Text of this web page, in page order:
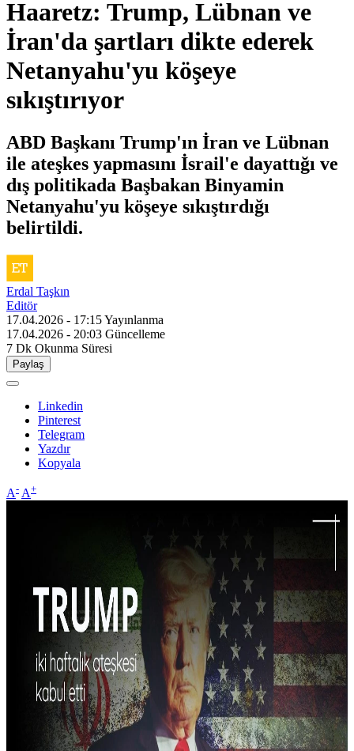
Haaretz: Trump, Lübnan ve
İran'da şartları dikte ederek
Netanyahu'yu köşeye
sıkıştırıyor
ABD Başkanı Trump'ın İran ve Lübnan
ile ateşkes yapmasını İsrail'e dayattığı ve
dış politikada Başbakan Binyamin
Netanyahu'yu köşeye sıkıştırdığı
belirtildi.
Erdal Taşkın
Editör
17.04.2026 - 17:15Yayınlanma
17.04.2026 - 20:03 Güncelleme
7 Dk Okunma Süresi
Paylaş
Linkedin
Pinterest
Telegram
Yazdır
Kopyala
A- A+